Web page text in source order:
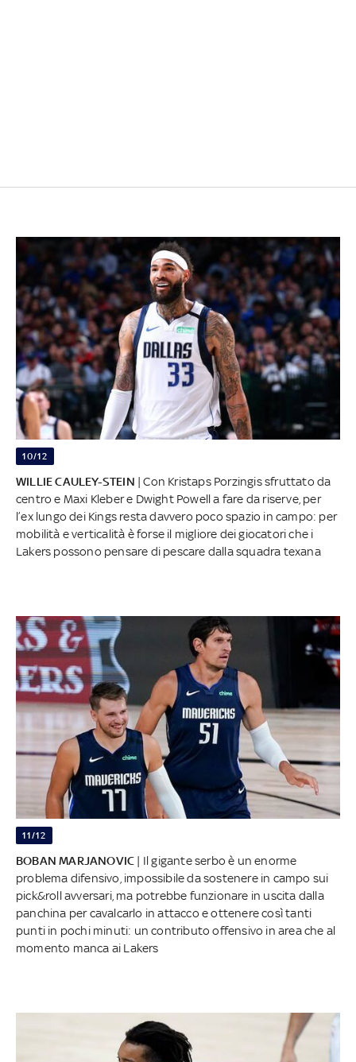
10/12
WILLIE CAULEY-STEIN | Con Kristaps Porzingis sfruttato da
centro e Maxi Kleber e Dwight Powell a fare da riserve, per
l’ex lungo dei Kings resta davvero poco spazio in campo: per
mobilità e verticalità è forse il migliore dei giocatori che i
Lakers possono pensare di pescare dalla squadra texana
11/12
BOBAN MARJANOVIC | Il gigante serbo è un enorme
problema difensivo, impossibile da sostenere in campo sui
pick&roll avversari, ma potrebbe funzionare in uscita dalla
panchina per cavalcarlo in attacco e ottenere così tanti
punti in pochi minuti: un contributo offensivo in area che al
momento manca ai Lakers